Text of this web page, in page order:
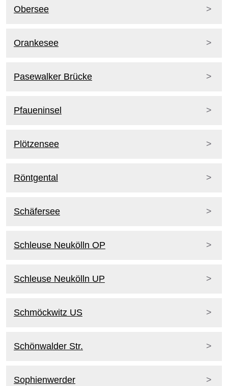
Obersee
Orankesee
Pasewalker Brücke
Pfaueninsel
Plötzensee
Röntgental
Schäfersee
Schleuse Neukölln OP
Schleuse Neukölln UP
Schmöckwitz US
Schönwalder Str.
Sophienwerder